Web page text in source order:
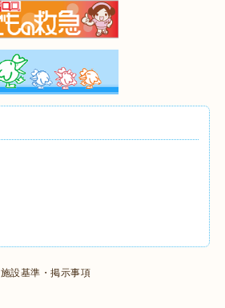
施設基準・掲示事項